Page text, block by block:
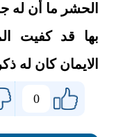
الحشر ما أن له
بها قد كفيت
الايمان كان له ذكر
0